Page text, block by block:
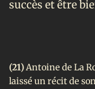
succès et être
(21)Antoine de La
laissé un récit de